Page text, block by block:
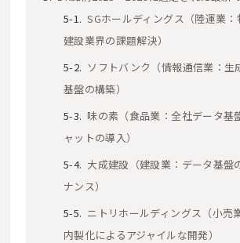
SGホールディングス（陸運業：
建設業界の課題解決）
ソフトバンク（情報通信業：生
基盤の構築）
味の素（食品業：全社データ基
ャットの導入）
大成建設（建設業：データ基盤
ナンス）
ニトリホールディングス（小売
内製化によるアジャイルな開発）